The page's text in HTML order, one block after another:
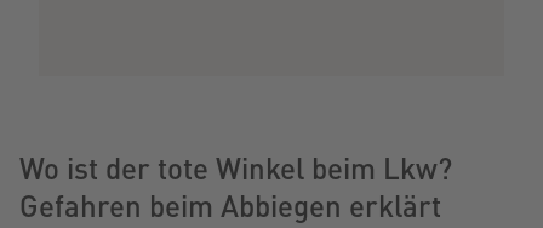
Wo ist der tote Winkel beim Lkw?
Gefahren beim Abbiegen erklärt